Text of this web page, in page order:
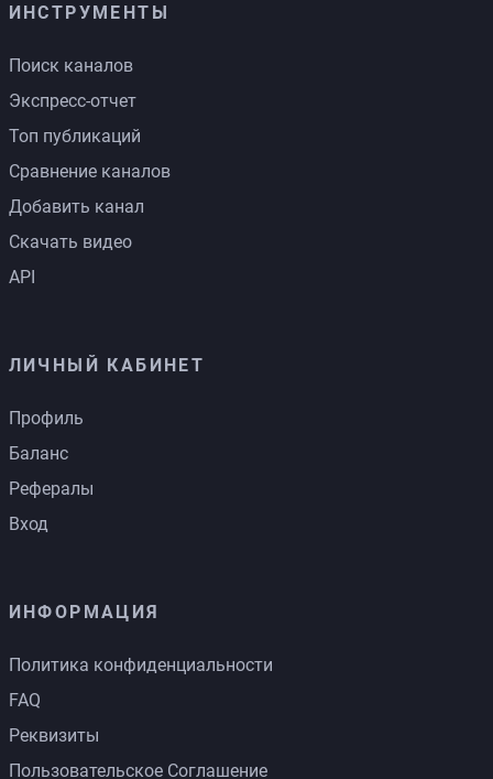
ИНСТРУМЕНТЫ
Поиск каналов
Экспресс-отчет
Топ публикаций
Сравнение каналов
Добавить канал
Скачать видео
API
ЛИЧНЫЙ КАБИНЕТ
Профиль
Баланс
Рефералы
Вход
ИНФОРМАЦИЯ
Политика конфиденциальности
FAQ
Реквизиты
Пользовательское Соглашение